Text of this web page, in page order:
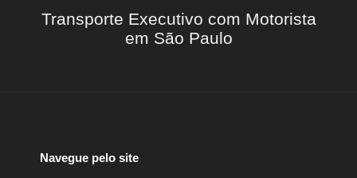
Transporte Executivo com Motorista
em São Paulo
Navegue pelo site